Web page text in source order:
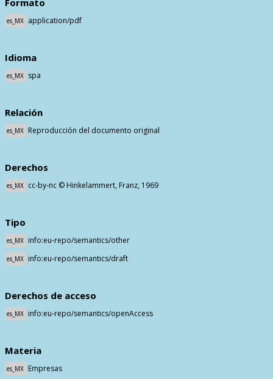
es_MX application/pdf
Idioma
es_MX spa
Relación
es_MX Reproducción del documento original
Derechos
es_MX cc-by-nc © Hinkelammert, Franz, 1969
Tipo
es_MX info:eu-repo/semantics/other
es_MX info:eu-repo/semantics/draft
Derechos de acceso
es_MX info:eu-repo/semantics/openAccess
Materia
es_MX Empresas